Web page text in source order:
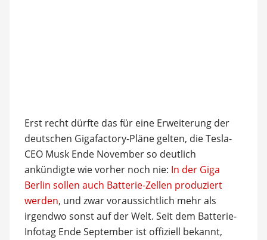
Erst recht dürfte das für eine Erweiterung der
deutschen Gigafactory-Pläne gelten, die Tesla-
CEO Musk Ende November so deutlich
ankündigte wie vorher noch nie: In der Giga
Berlin sollen auch Batterie-Zellen produziert
werden, und zwar voraussichtlich mehr als
irgendwo sonst auf der Welt. Seit dem Batterie-
Infotag Ende September ist offiziell bekannt,